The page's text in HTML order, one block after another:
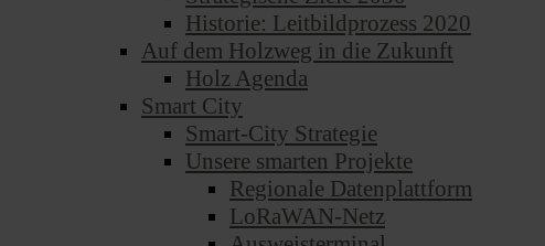
Historie: Leitbildprozess 2020
Auf dem Holzweg in die Zukunft
Holz Agenda
Smart City
Smart-City Strategie
Unsere smarten Projekte
Regionale Datenplattform
LoRaWAN-Netz